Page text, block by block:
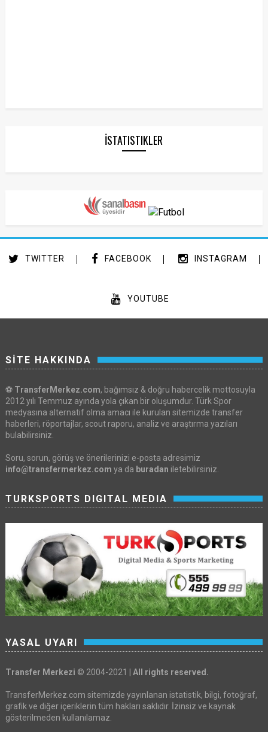
İSTATISTIKLER
TWITTER FACEBOOK INSTAGRAM
YOUTUBE
SİTE HAKKINDA
⚽ TransferMerkez.com, bağımsız & doğru habercelik mottosuyla
2012 yılı Temmuz ayında yola çıkan bir oluşumdur. Türk Spor
medyasına alternatif olma amacı ile kurulan sitemizde transfer
haberleri, röportajlar, scout raporu, analiz ve araştırma yazıları
bulabilirsiniz.
Soru, sorun, görüş ve önerilerinizi e-posta adresimiz
info@transfermerkez.com ya da buradan iletebilirsiniz.
TURKSPORTS DIGITAL MEDIA
YASAL UYARI
Transfer Merkezi © 2004-2021 | All rights reserved.
TransferMerkez.com sitemizde yayınlanan istatistik, bilgi, fotoğraf,
grafik ve diğer içeriklerin tüm hakları saklıdır. İzinsiz ve kaynak
gösterilmeden kullanılamaz.